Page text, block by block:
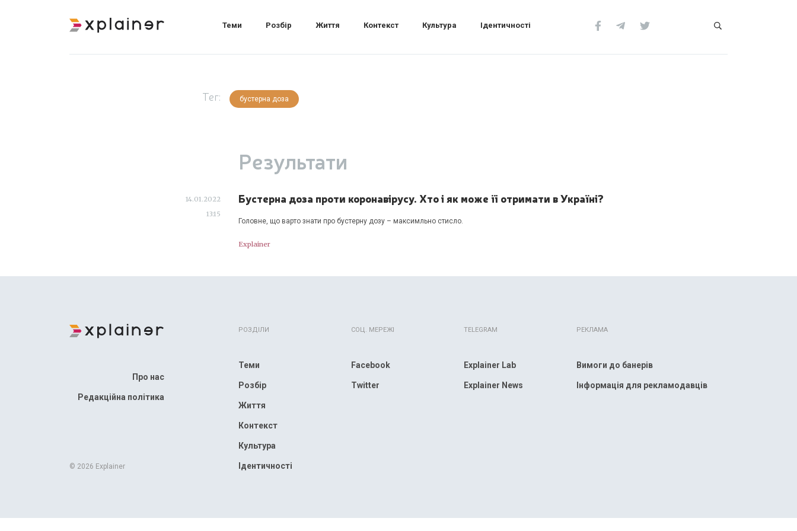
Теми Розбір Життя Контекст Культура Ідентичності
Тег: бустерна доза
Результати
14.01.2022
13:15
Бустерна доза проти коронавірусу. Хто і як може її отримати в Україні?
Головне, що варто знати про бустерну дозу – максимльно стисло.
Explainer
РОЗДІЛИ СОЦ. МЕРЕЖІ TELEGRAM РЕКЛАМА
Про нас
Редакційна політика
© 2026 Explainer
Теми
Розбір
Життя
Контекст
Культура
Ідентичності
Facebook
Twitter
Explainer Lab
Explainer News
Вимоги до банерів
Інформація для рекламодавців